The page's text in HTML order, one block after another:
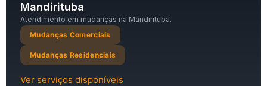
Mandirituba
Atendimento em mudanças na Mandirituba.
Mudanças Comerciais
Mudanças Residenciais
Ver serviços disponíveis